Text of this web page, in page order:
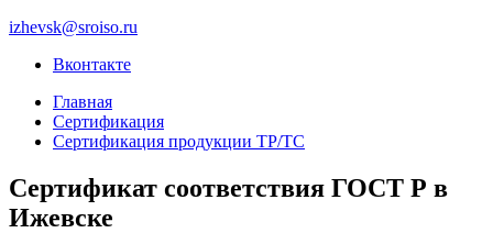
izhevsk@sroiso.ru
Вконтакте
Главная
Сертификация
Сертификация продукции ТР/ТС
Сертификат соответствия ГОСТ Р в
Ижевске